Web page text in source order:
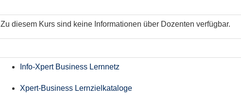
Zu diesem Kurs sind keine Informationen über Dozenten verfügbar.
Info-Xpert Business Lernnetz
Xpert-Business Lernzielkataloge